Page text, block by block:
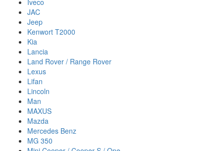
Iveco
JAC
Jeep
Kenwort T2000
Kia
Lancia
Land Rover / Range Rover
Lexus
Lifan
Lincoln
Man
MAXUS
Mazda
Mercedes Benz
MG 350